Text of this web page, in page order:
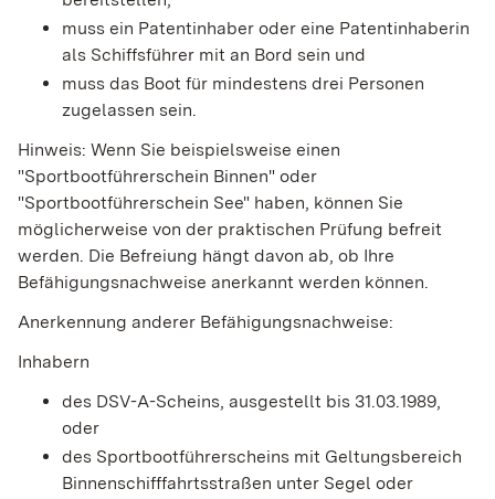
muss ein Patentinhaber oder eine Patentinhaberin
als Schiffsführer mit an Bord sein und
muss das Boot für mindestens drei Personen
zugelassen sein.
Hinweis: Wenn Sie beispielsweise einen
"Sportbootführerschein Binnen" oder
"Sportbootführerschein See" haben, können Sie
möglicherweise von der praktischen Prüfung befreit
werden. Die Befreiung hängt davon ab, ob Ihre
Befähigungsnachweise anerkannt werden können.
Anerkennung anderer Befähigungsnachweise:
Inhabern
des DSV-A-Scheins, ausgestellt bis 31.03.1989,
oder
des Sportbootführerscheins mit Geltungsbereich
Binnenschifffahrtsstraßen unter Segel oder